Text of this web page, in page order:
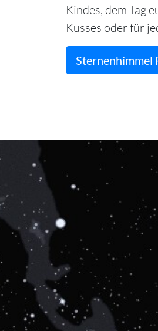
Kindes, dem Tag
Kusses oder für
Sternenhimmel